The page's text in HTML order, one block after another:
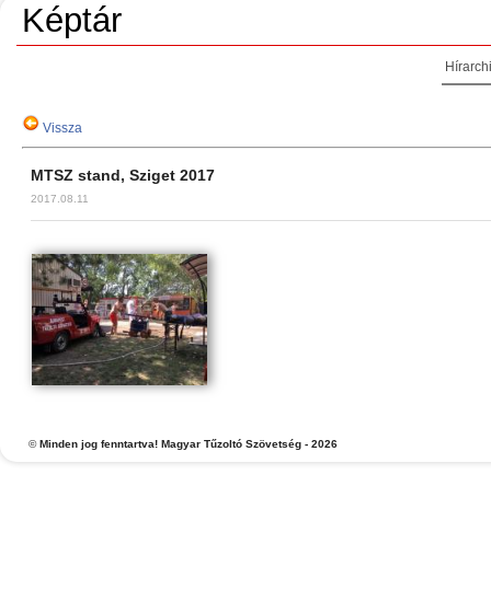
Képtár
Vissza
MTSZ stand, Sziget 2017
2017.08.11
©Minden jog fenntartva! Magyar Tűzoltó Szövetség - 2026